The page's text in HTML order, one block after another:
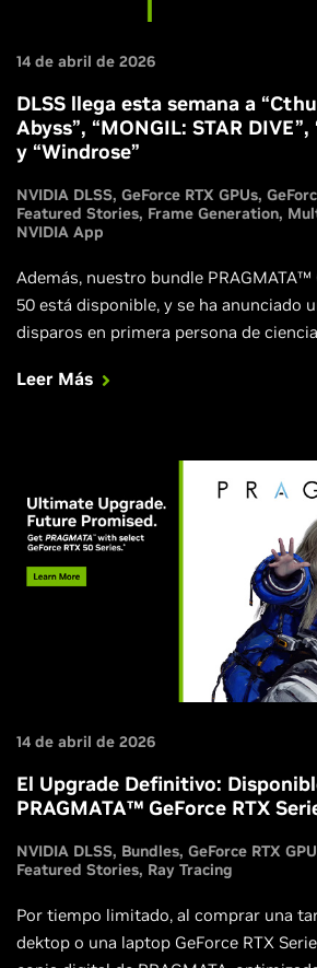
14 de abril de 2026
DLSS llega esta semana a
Abyss”, “MONGIL: STAR
y “Windrose”
NVIDIA DLSS GeForce RTX GPUs
Featured Stories Frame Generation
NVIDIA App
Además, nuestro bundle PRAGMATA™
50 está disponible, y se ha anunciado
disparos en primera persona de
Leer Más
14 de abril de 2026
El Upgrade Definitivo:
PRAGMATA™ GeForce RTX
NVIDIA DLSS Bundles GeForce RTX
Featured Stories Ray Tracing
Por tiempo limitado, al comprar una
dektop o una laptop GeForce RTX